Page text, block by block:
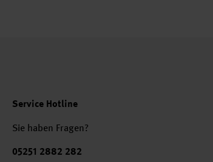
Service Hotline
Sie haben Fragen?
Telefonnummer
05251 2882 282